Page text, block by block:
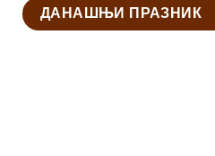
ДАНАШЊИ ПРАЗНИК